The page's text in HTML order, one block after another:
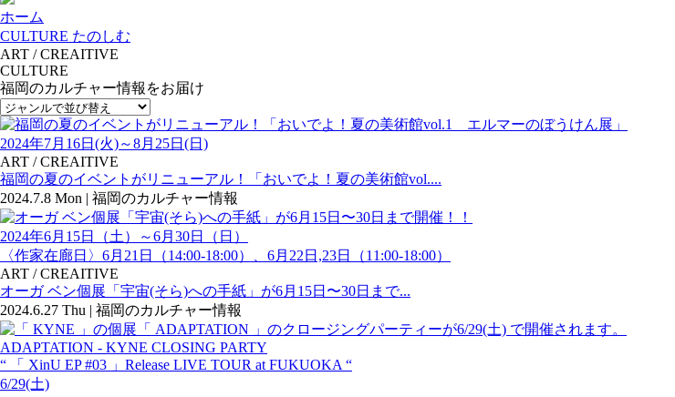
ホーム
CULTURE たのしむ
ART / CREAITIVE
CULTURE
福岡のカルチャー情報をお届け
2024年7月16日(火)～8月25日(日)
ART / CREAITIVE
福岡の夏のイベントがリニューアル！「おいでよ！夏の美術館vol....
2024.7.8 Mon | 福岡のカルチャー情報
2024年6月15日（土）～6月30日（日）
〈作家在廊日〉6月21日（14:00-18:00）、6月22日,23日（11:00-18:00）
ART / CREAITIVE
オーガ ベン個展「宇宙(そら)への手紙」が6月15日〜30日まで...
2024.6.27 Thu | 福岡のカルチャー情報
ADAPTATION - KYNE CLOSING PARTY
“ 「 XinU EP #03 」Release LIVE TOUR at FUKUOKA “
6/29(土)